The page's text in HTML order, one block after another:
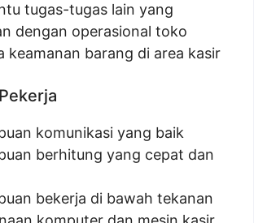
tugas-tugas lain yang
dengan operasional toko
keamanan barang di area kasir
komunikasi yang baik
berhitung yang cepat dan
bekerja di bawah tekanan